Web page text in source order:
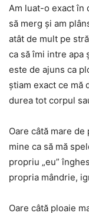
Am luat-o exact în
să merg și am
atât de mult pe
ca să îmi intre apa
este de ajuns ca
știam exact ce mă
durea tot corpul
Oare câtă mare
mine ca să mă
propriu „eu”
propria mândrie,
Oare câtă ploaie